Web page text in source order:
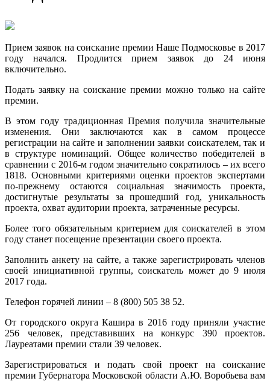
Прием заявок на соискание премии Наше Подмосковье в 2017
году начался. Продлится прием заявок до 24 июня
включительно.
Подать заявку на соискание премии можно только на сайте
премии.
В этом году традиционная Премия получила значительные
изменения. Они заключаются как в самом процессе
регистрации на сайте и заполнении заявки соискателем, так и
в структуре номинаций. Общее количество победителей в
сравнении с 2016-м годом значительно сократилось – их всего
1818. Основными критериями оценки проектов экспертами
по-прежнему остаются социальная значимость проекта,
достигнутые результаты за прошедший год, уникальность
проекта, охват аудитории проекта, затраченные ресурсы.
Более того обязательным критерием для соискателей в этом
году станет посещение презентации своего проекта.
Заполнить анкету на сайте, а также зарегистрировать членов
своей инициативной группы, соискатель может до 9 июля
2017 года.
Телефон горячей линии – 8 (800) 505 38 52.
От городского округа Кашира в 2016 году приняли участие
256 человек, представивших на конкурс 390 проектов.
Лауреатами премии стали 39 человек.
Зарегистрироваться и подать свой проект на соискание
премии Губернатора Московской области А.Ю. Воробьева вам